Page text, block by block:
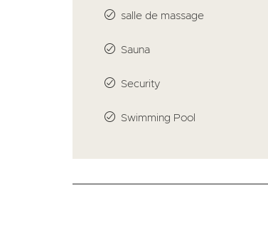
salle de massage
Sauna
Security
Swimming Pool